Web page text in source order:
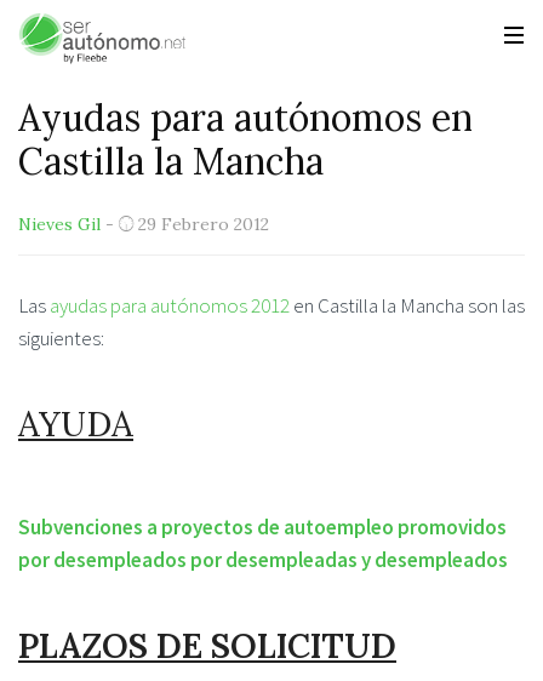
Ayudas para autónomos en
Castilla la Mancha
Nieves Gil - 29 Febrero 2012
Lasayudas para autónomos 2012en Castilla la Mancha son las
siguientes:
AYUDA
Subvenciones a proyectos de autoempleo promovidos
por desempleados por desempleadas y desempleados
PLAZOS DE SOLICITUD